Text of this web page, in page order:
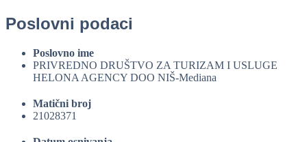
Poslovni podaci
Poslovno ime
PRIVREDNO DRUŠTVO ZA TURIZAM I USLUGE
HELONA AGENCY DOO NIŠ-Mediana
Matični broj
21028371